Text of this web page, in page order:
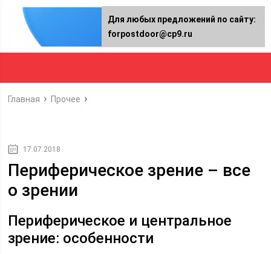
Главная Прочее
17.07.2018
Периферическое зрение – все
о зрении
Периферическое и центральное
зрение: особенности
Для любых предложений по сайту:
forpostdoor@cp9.ru